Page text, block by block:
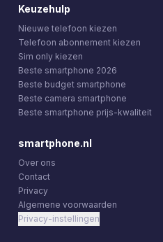
Keuzehulp
Nieuwe telefoon kiezen
Telefoon abonnement kiezen
Sim only kiezen
Beste smartphone 2026
Beste budget smartphone
Beste camera smartphone
Beste smartphone prijs-kwaliteit
smartphone.nl
Over ons
Contact
Privacy
Algemene voorwaarden
Privacy-instellingen